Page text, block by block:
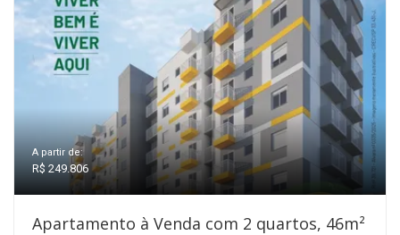
A partir de:
R$ 249.806
Apartamento à Venda com 2 quartos, 46m²